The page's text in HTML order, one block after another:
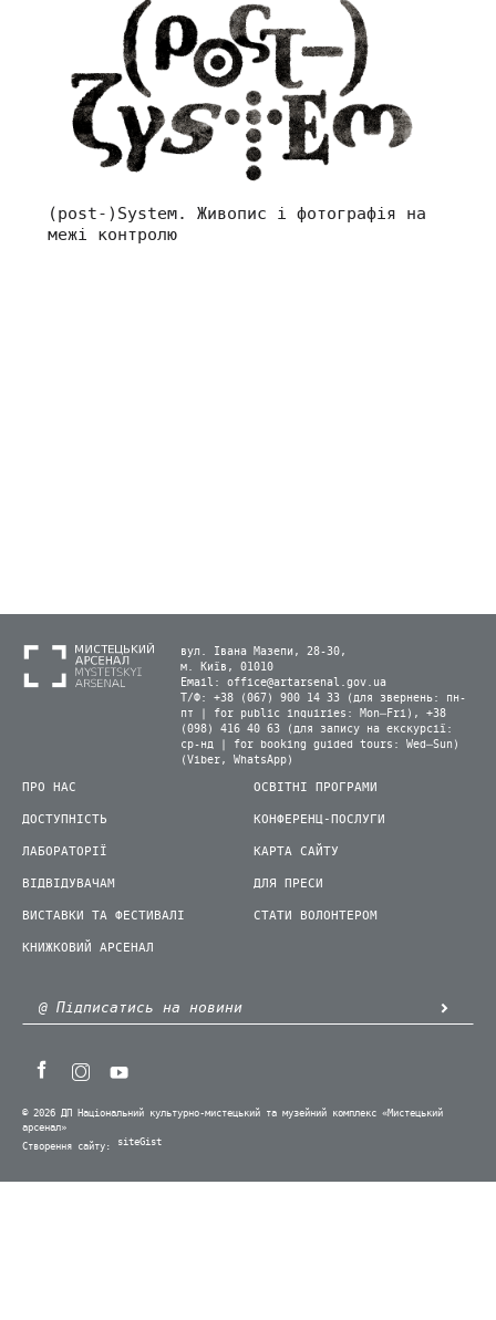
(post-)System. Живопис і фотографія на
межі контролю
вул. Івана Мазепи, 28-30,
м. Київ, 01010
Email: office@artarsenal.gov.ua
Т/Ф: +38 (067) 900 14 33 (для звернень: пн-
пт | for public inquiries: Mon–Fri), +38
(098) 416 40 63 (для запису на екскурсії:
ср-нд | for booking guided tours: Wed–Sun)
(Viber, WhatsApp)
ПРО НАС
ДОСТУПНІСТЬ
ЛАБОРАТОРІЇ
ВІДВІДУВАЧАМ
ВИСТАВКИ ТА ФЕСТИВАЛІ
КНИЖКОВИЙ АРСЕНАЛ
ОСВІТНІ ПРОГРАМИ
КОНФЕРЕНЦ-ПОСЛУГИ
КАРТА САЙТУ
ДЛЯ ПРЕСИ
СТАТИ ВОЛОНТЕРОМ
© 2026 ДП Національний культурно-мистецький та музейний комплекс «Мистецький
арсенал»
Створення сайту:
siteGist